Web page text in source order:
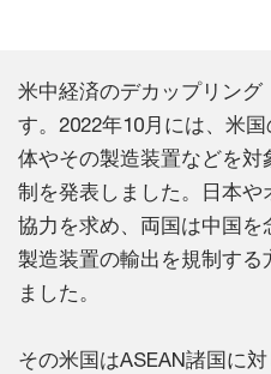
米中経済のデカップリング
す。2022年10月には、米
体やその製造装置などを
制を発表しました。日本
協力を求め、両国は中国
製造装置の輸出を規制する
ました。
その米国はASEAN諸国に